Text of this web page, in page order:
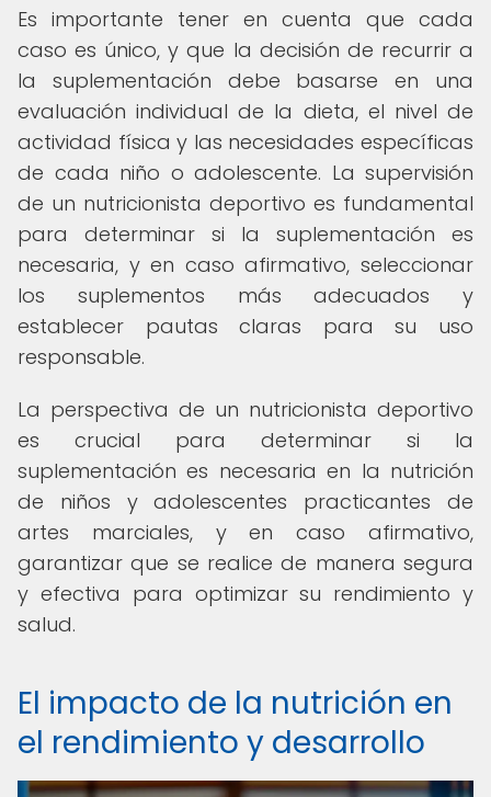
Es importante tener en cuenta que cada
caso es único, y que la decisión de recurrir a
la suplementación debe basarse en una
evaluación individual de la dieta, el nivel de
actividad física y las necesidades específicas
de cada niño o adolescente. La supervisión
de un nutricionista deportivo es fundamental
para determinar si la suplementación es
necesaria, y en caso afirmativo, seleccionar
los suplementos más adecuados y
establecer pautas claras para su uso
responsable.
La perspectiva de un nutricionista deportivo
es crucial para determinar si la
suplementación es necesaria en la nutrición
de niños y adolescentes practicantes de
artes marciales, y en caso afirmativo,
garantizar que se realice de manera segura
y efectiva para optimizar su rendimiento y
salud.
El impacto de la nutrición en
el rendimiento y desarrollo